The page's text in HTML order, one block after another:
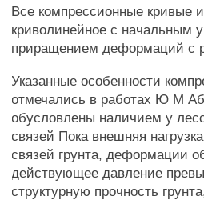
Все компрессионные кривые
криволинейное с начальным
приращением деформаций с
Указанные особенности
отмечались в работах Ю М
обусловлены наличием у
связей Пока внешняя
связей грунта, деформации
действующее давление
структурную прочность